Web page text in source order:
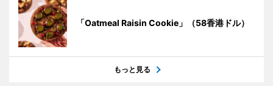
「Oatmeal Raisin Cookie」（58香港ドル）
もっと見る